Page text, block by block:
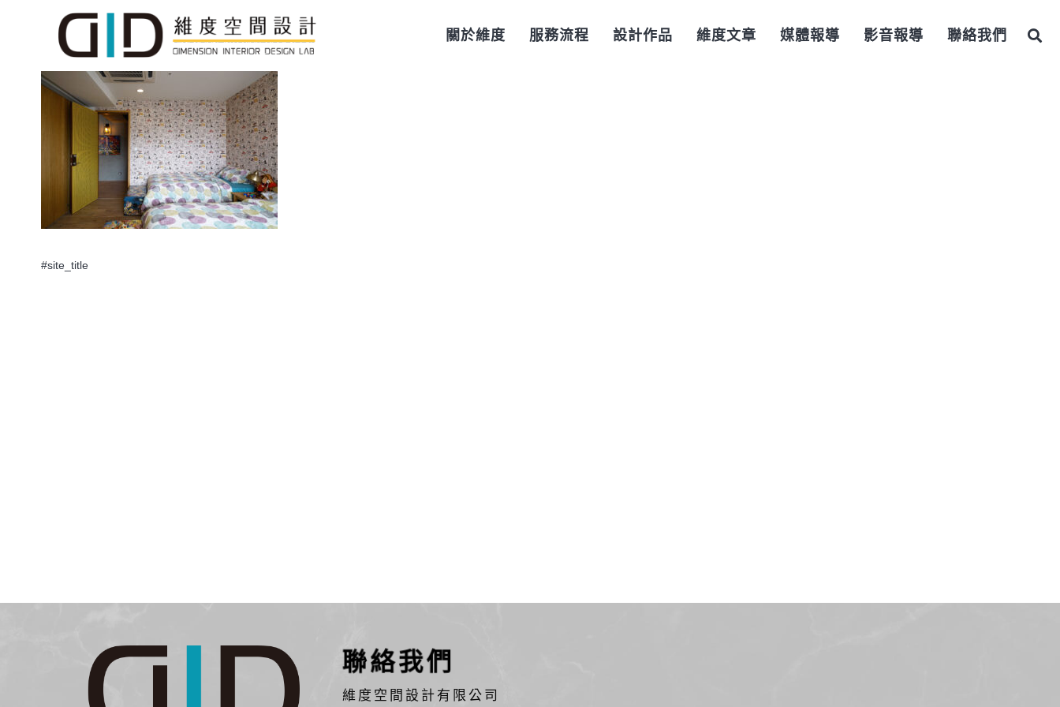
關於維度 服務流程 設計作品 維度文章 媒體報導 影音報導 聯絡我們
#site_title
聯絡我們
維度空間設計有限公司